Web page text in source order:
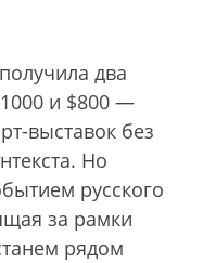
два
и $800 —
выставок без
Но
русского
за рамки
рядом